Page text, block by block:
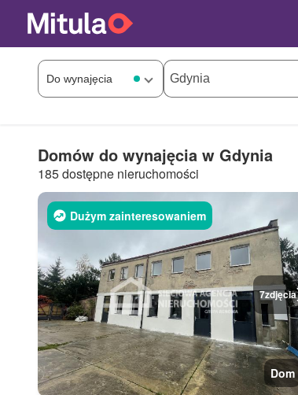
Domów do wynajęcia w Gdynia
185 dostępne nieruchomości
7zdjęcia
Dużym zainteresowaniem
Dom